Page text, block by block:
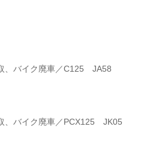
、バイク廃車／C125 JA58
、バイク廃車／PCX125 JK05